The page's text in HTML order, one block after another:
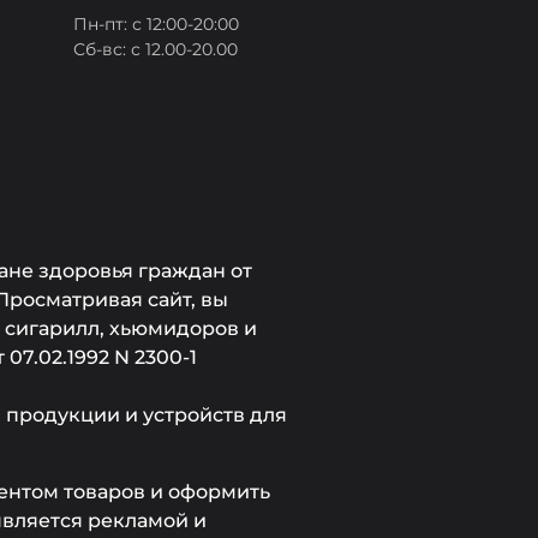
Пн-пт: с 12:00-20:00
Сб-вс: с 12.00-20.00
здоровья граждан от
сайт, вы
сигарилл, хьюмидоров и
N 2300-1
и устройств для
товаров и оформить
рекламой и